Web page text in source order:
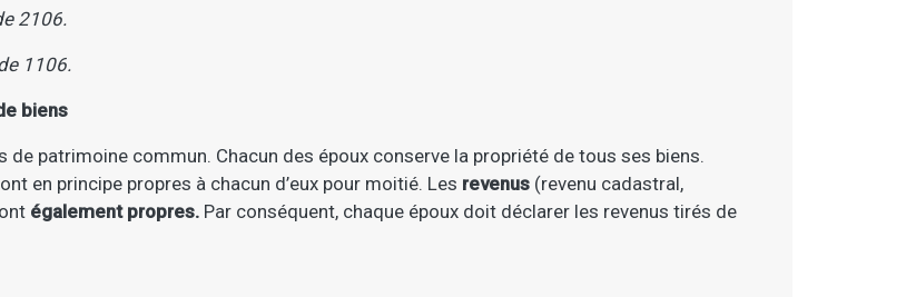
2106.
1106.
biens
de patrimoine commun. Chacun des époux conserve la propriété de tous ses biens.
en principe propres à chacun d’eux pour moitié. Les revenus (revenu cadastral,
également propres. Par conséquent, chaque époux doit déclarer les revenus tirés de